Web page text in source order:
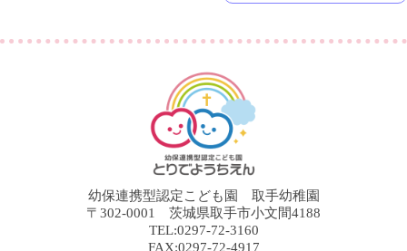
幼保連携型認定こども園 取手幼稚園
〒302-0001 茨城県取手市小文間4188
TEL:0297-72-3160
FAX:0297-72-4917